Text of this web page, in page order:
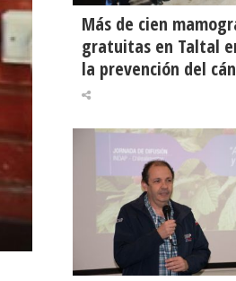
Más de cien
gratuitas en Taltal
la prevención del